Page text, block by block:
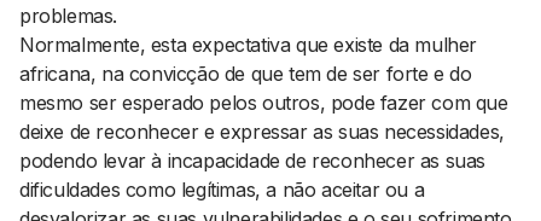
problemas.
Normalmente, esta expectativa que existe da mulher
africana, na convicção de que tem de ser forte e do
mesmo ser esperado pelos outros, pode fazer com que
deixe de reconhecer e expressar as suas necessidades,
podendo levar à incapacidade de reconhecer as suas
dificuldades como legítimas, a não aceitar ou a